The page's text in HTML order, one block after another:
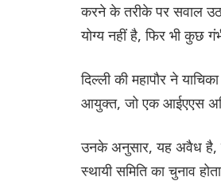
करने के तरीके पर सवाल
योग्य नहीं है, फिर भी कुछ
दिल्ली की महापौर ने
आयुक्त, जो एक आईएएस
उनके अनुसार, यह अवैध है,
स्थायी समिति का चुनाव